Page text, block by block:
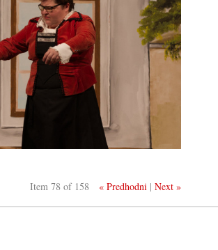
Item 78 of 158 « Predhodni |Next »